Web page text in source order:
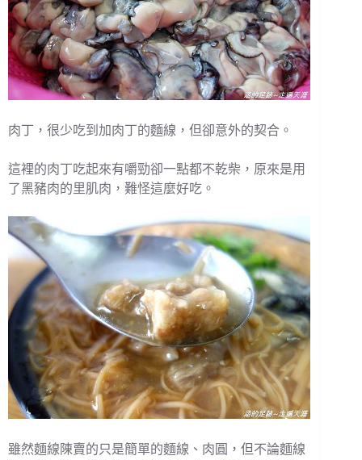
肉丁，很少吃到加肉丁的麵線，但卻意外的契合。
這裡的肉丁吃起來有嚼勁卻一點都不乾柴，原來是用
了黑豬肉的里肌肉，難怪這麼好吃。
雖然麵線陳賣的只是簡單的麵線、肉圓，但不論麵線